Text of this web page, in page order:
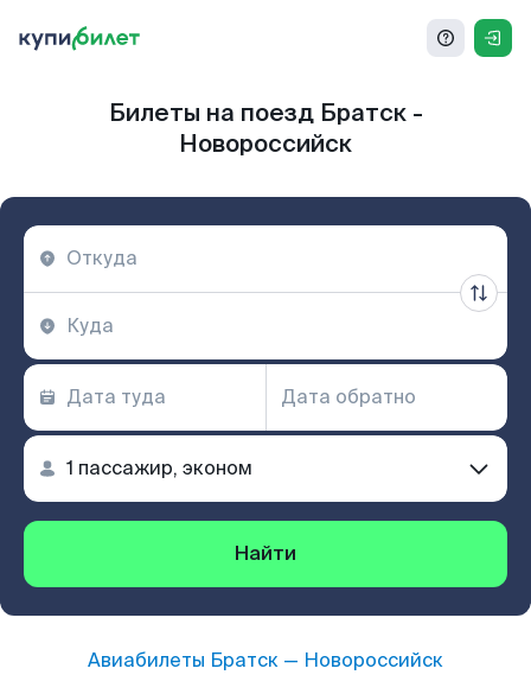
Билеты на поезд Братск -
Новороссийск
Найти
Авиабилеты Братск — Новороссийск